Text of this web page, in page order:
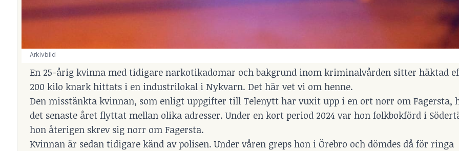
Arkivbild
En 25-årig kvinna med tidigare narkotikadomar och bakgrund inom kriminalvården sitter häktad
200 kilo knark hittats i en industrilokal i Nykvarn. Det här vet vi om henne.
Den misstänkta kvinnan, som enligt uppgifter till Telenytt har vuxit upp i en ort norr om Fagersta,
det senaste året flyttat mellan olika adresser. Under en kort period 2024 var hon folkbokförd i
hon återigen skrev sig norr om Fagersta.
Kvinnan är sedan tidigare känd av polisen. Under våren greps hon i Örebro och dömdes då för ringa